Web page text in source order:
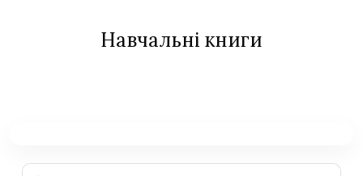
Навчальні книги